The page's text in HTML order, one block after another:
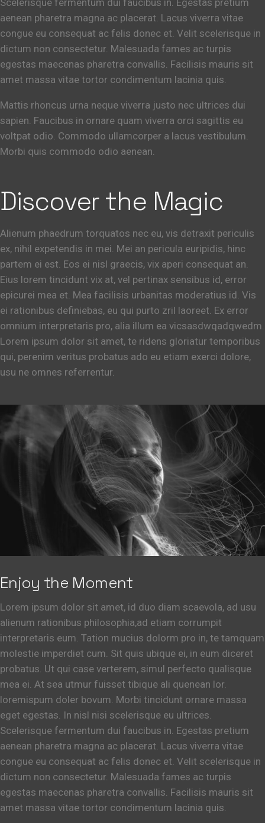
Scelerisque fermentum dui faucibus in. Egestas pretium
aenean pharetra magna ac placerat. Lacus viverra vitae
congue eu consequat ac felis donec et. Velit scelerisque in
dictum non consectetur. Malesuada fames ac turpis
egestas maecenas pharetra convallis. Facilisis mauris sit
amet massa vitae tortor condimentum lacinia quis.
Mattis rhoncus urna neque viverra justo nec ultrices dui
sapien. Faucibus in ornare quam viverra orci sagittis eu
voltpat odio. Commodo ullamcorper a lacus vestibulum.
Morbi quis commodo odio aenean.
Discover the Magic
Alienum phaedrum torquatos nec eu, vis detraxit periculis
ex, nihil expetendis in mei. Mei an pericula euripidis, hinc
partem ei est. Eos ei nisl graecis, vix aperi consequat an.
Eius lorem tincidunt vix at, vel pertinax sensibus id, error
epicurei mea et. Mea facilisis urbanitas moderatius id. Vis
ei rationibus definiebas, eu qui purto zril laoreet. Ex error
omnium interpretaris pro, alia illum ea vicsasdwqadqwedm.
Lorem ipsum dolor sit amet, te ridens gloriatur temporibus
qui, perenim veritus probatus ado eu etiam exerci dolore,
usu ne omnes referrentur.
Enjoy the Moment
Lorem ipsum dolor sit amet, id duo diam scaevola, ad usu
alienum rationibus philosophia,ad etiam corrumpit
interpretaris eum. Tation mucius dolorm pro in, te tamquam
molestie imperdiet cum. Sit quis ubique ei, in eum diceret
probatus. Ut qui case verterem, simul perfecto qualisque
mea ei. At sea utmur fuisset tibique ali quenean lor.
loremispum doler bovum. Morbi tincidunt ornare massa
eget egestas. In nisl nisi scelerisque eu ultrices.
Scelerisque fermentum dui faucibus in. Egestas pretium
aenean pharetra magna ac placerat. Lacus viverra vitae
congue eu consequat ac felis donec et. Velit scelerisque in
dictum non consectetur. Malesuada fames ac turpis
egestas maecenas pharetra convallis. Facilisis mauris sit
amet massa vitae tortor condimentum lacinia quis.